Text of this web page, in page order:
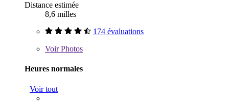
Distance estimée
8,6 milles
174 évaluations
VoirPhotos
Heures normales
Voir tout